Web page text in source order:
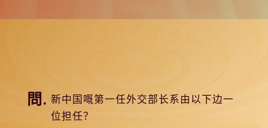
新中国嘅第一任外交部长系由以下边一
位担任？